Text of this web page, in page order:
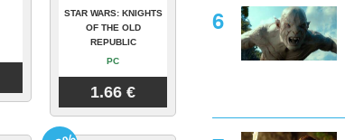
STAR WARS: KNIGHTS
OF THE OLD
REPUBLIC
PC
1.66 €